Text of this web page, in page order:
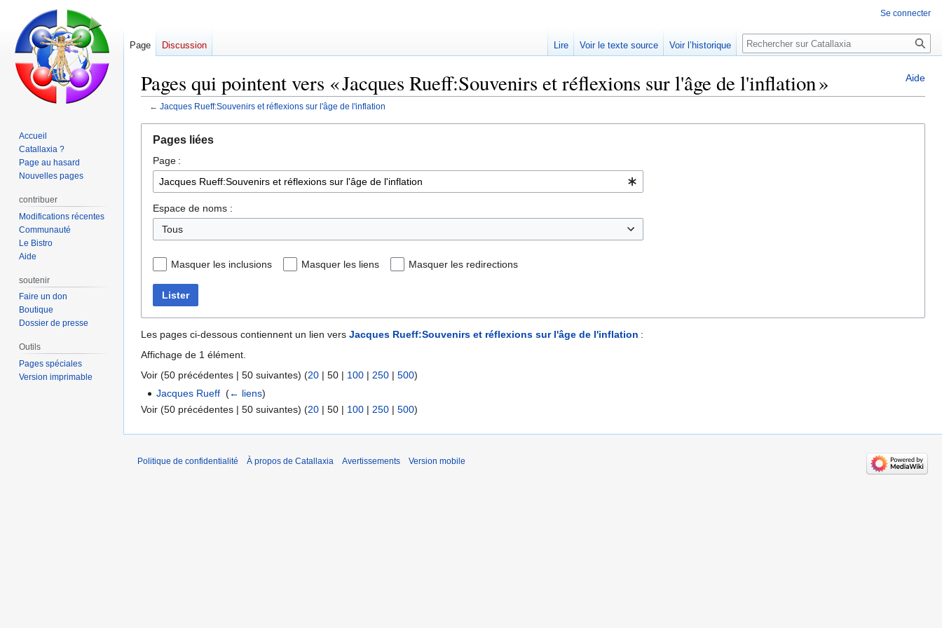
Aide
Pages qui pointent vers « Jacques Rueff:Souvenirs et réflexions sur l'âge de l'inflation »
← Jacques Rueff:Souvenirs et réflexions sur l'âge de l'inflation
navigation
recherche
Pages liées
Page :
Espace de noms :
Tous
Masquer les inclusions Masquer les liens Masquer les redirections
Lister
Les pages ci-dessous contiennent un lien vers Jacques Rueff:Souvenirs et réflexions sur l'âge de l'inflation :
Affichage de 1 élément.
Voir (50 précédentes | 50 suivantes) (20 | 50 | 100 | 250 | 500)
Jacques Rueff ‎(← liens)
Voir (50 précédentes | 50 suivantes) (20 | 50 | 100 | 250 | 500)
Se connecter
Page Discussion Lire Voir le texte source Voir l’historique Rechercher
Accueil
Catallaxia ?
Page au hasard
Nouvelles pages
contribuer
Modifications récentes
Communauté
Le Bistro
Aide
soutenir
Faire un don
Boutique
Dossier de presse
Outils
Pages spéciales
Version imprimable
Politique de confidentialité À propos de Catallaxia Avertissements Version mobile